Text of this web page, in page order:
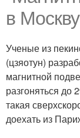
в
Ученые из
(цзяотун)
магнитной
разгоняться до
такая
доехать из